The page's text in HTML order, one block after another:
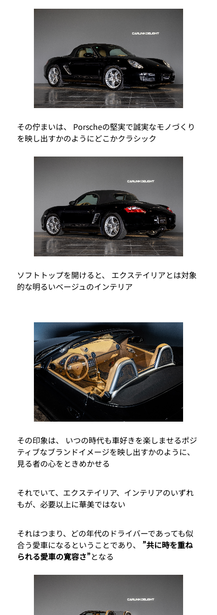
その佇まいは、 Porscheの堅実で誠実なモノづくり
を映し出すかのようにどこかクラシック
ソフトトップを開けると、 エクステイリアとは対象
的な明るいベージュのインテリア
その印象は、 いつの時代も車好きを楽しませるポジ
ティブなブランドイメージを映し出すかのように、
見る者の心をときめかせる
それでいて、エクステイリア、インテリアのいずれ
もが、必要以上に華美ではない
それはつまり、どの年代のドライバーであっても似
合う愛車になるということであり、 ”共に時を重ね
られる愛車の寛容さ”となる